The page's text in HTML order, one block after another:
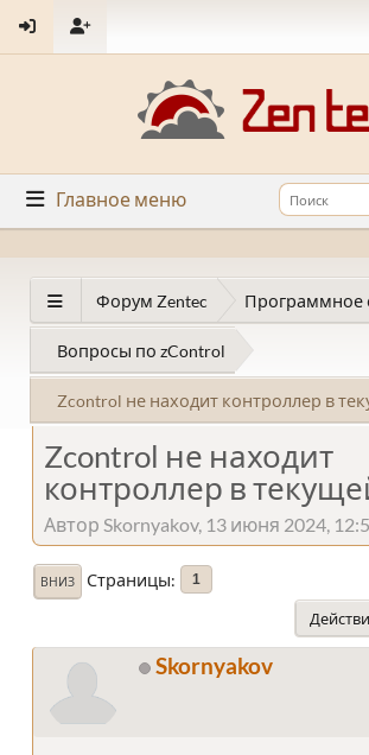
Главное меню
Форум Zentec Программное
Вопросы по zControl
Zcontrol не находит контроллер в
Zcontrol не находит
контроллер в
Автор Skornyakov, 13 июня 2024,
ВНИЗ Страницы 1
Skornyakov